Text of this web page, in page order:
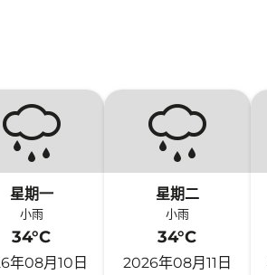
星期一
小雨
34°C
年08月10日
星期二
小雨
34°C
2026年08月11日